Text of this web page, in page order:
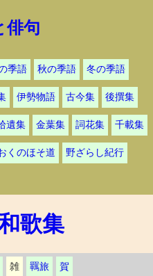
俳句
季語 秋の季語 冬の季語
伊勢物語 古今集 後撰集
遺集 金葉集 詞花集 千載集
くのほそ道 野ざらし紀行
歌集
雑 羈旅 賀